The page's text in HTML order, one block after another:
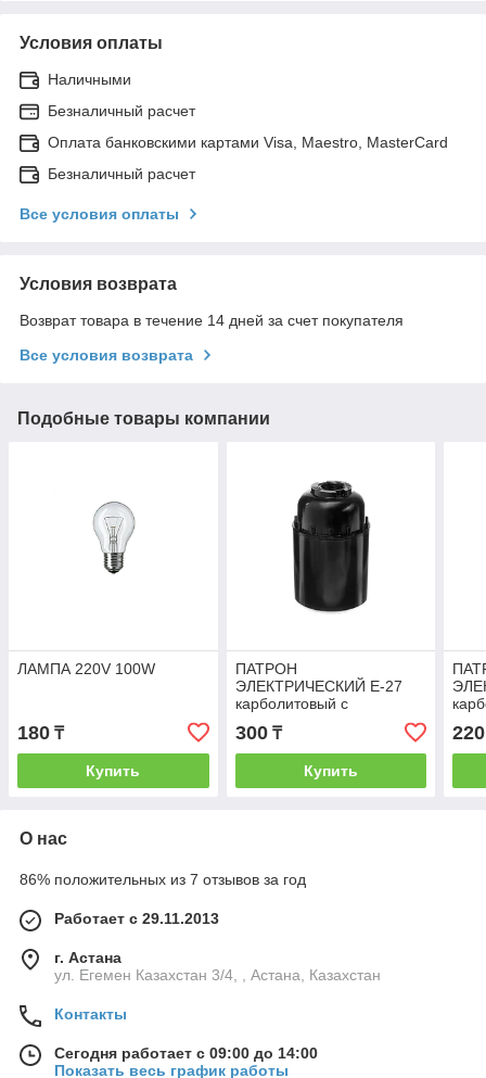
Условия оплаты
Наличными
Безналичный расчет
Оплата банковскими картами Visa, Maestro, MasterCard
Безналичный расчет
Все условия оплаты
Условия возврата
Возврат товара в течение 14 дней за счет покупателя
Все условия возврата
Подобные товары компании
ЛАМПА 220V 100W
180 ₸
Купить
ПАТРОН
ЭЛЕКТРИЧЕСКИЙ Е-27
карболитовый с
керамикой
300₸
Купить
220
О нас
86% положительных из 7 отзывов за год
Работает с 29.11.2013
г. Астана
ул. Егемен Казахстан 3/4, , Астана, Казахстан
Контакты
Сегодня работает с 09:00 до 14:00
Показать весь график работы